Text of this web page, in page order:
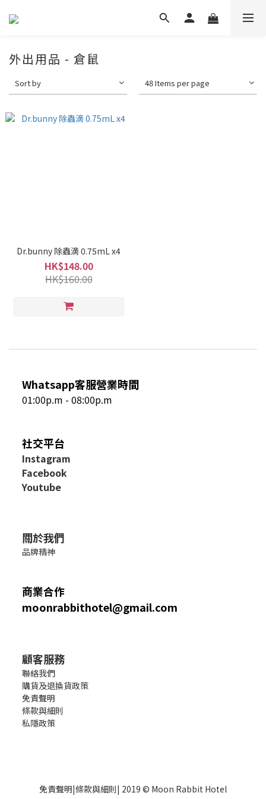
外出用品 - 倉鼠
Sort by 48 Items per page
Dr.bunny 除蟲滴 0.75mL x4
HK$148.00
HK$160.00
Whatsapp客服營業時間
01:00p.m - 08:00p.m
社交平台
Instagram
Facebook
Youtube
關於我們
品牌精神
商業合作
moonrabbithotel@gmail.com
顧客服務
聯絡我們
購貨及退換貨政策
免責聲明
條款與細則
私隱政策
免責聲明|條款與細則| 2019 © Moon Rabbit Hotel